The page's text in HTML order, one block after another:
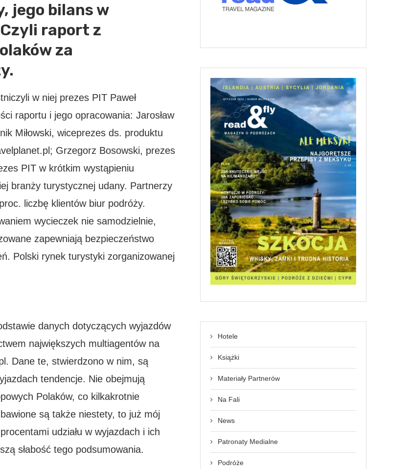
jego bilans w
raport z
za
w niej prezes PIT Paweł
raportu i jego opracowania: Jarosław
Miłowski, wiceprezes ds. produktu
Grzegorz Bosowski, prezes
PIT w krótkim wystąpieniu
branży turystycznej udany. Partnerzy
liczbę klientów biur podróży.
wycieczek nie samodzielnie,
zapewniają bezpieczeństwo
Polski rynek turystyki zorganizowanej
danych dotyczących wyjazdów
największych multiagentów na
Dane te, stwierdzono w nim, są
tendencje. Nie obejmują
Polaków, co kilkakrotnie
są także niestety, to już mój
udziału w wyjazdach i ich
słabość tego podsumowania.
Hotele
Książki
Materiały Partnerów
Na Fali
News
Patronaty Medialne
Podróże